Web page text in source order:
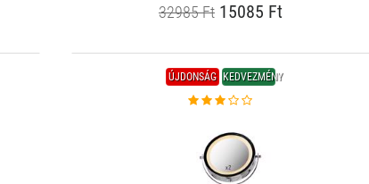
32985 Ft15085 Ft
ÚJDONSÁG KEDVEZMÉNY